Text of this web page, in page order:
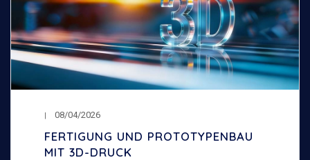
08/04/2026
FERTIGUNG UND PROTOTYPENBAU
MIT 3D-DRUCK